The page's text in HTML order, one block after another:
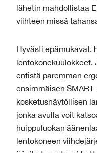
lähetin mahdollistaa
viihteen missä
Hyvästi epämukavat,
lentokonekuulokkeet.
entistä paremman
ensimmäisen
kosketusnäytöllisen
jonka avulla voit
huippuluokan
lentokoneen